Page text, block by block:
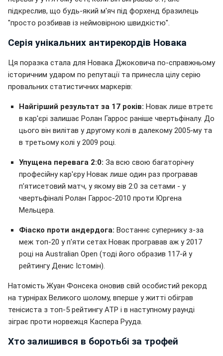
підкреслив, що будь-який м'яч під форхенд бразилець
"просто розбивав із неймовірною швидкістю".
Серія унікальних антирекордів Новака
Ця поразка стала для Новака Джоковича по-справжньому
історичним ударом по репутації та принесла цілу серію
провальних статистичних маркерів:
Найгірший результат за 17 років: Новак лише втретє
в кар'єрі залишає Ролан Гаррос раніше чвертьфіналу. До
цього він вилітав у другому колі в далекому 2005-му та
в третьому колі у 2009 році.
Упущена перевага 2:0: За всю свою багаторічну
професійну кар'єру Новак лише один раз програвав
п'ятисетовий матч, у якому вів 2:0 за сетами - у
чвертьфіналі Ролан Гаррос-2010 проти Юргена
Мельцера.
Фіаско проти андердога: Востаннє супернику з-за
меж топ-20 у п'яти сетах Новак програвав аж у 2017
році на Australian Open (тоді його образив 117-й у
рейтингу Денис Істомін).
Натомість Жуан Фонсека оновив свій особистий рекорд
на турнірах Великого шолому, вперше у житті обіграв
тенісиста з топ-5 рейтингу ATP і в наступному раунді
зіграє проти норвежця Каспера Рууда.
Хто залишився в боротьбі за трофей